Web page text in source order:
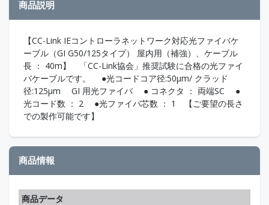
商品説明
【CC-Link IEコントローラネットワーク対応光ファイバケ
ーブル（GI G50/125タイプ） 屋内用（補強）、ケーブル
長 ： 40m】 「CC-Link協会」推奨試験に合格の光ファイ
バケーブルです。 ●光コードコア径:50μm/ クラッド
径:125μm GI 用光ファイバ ● コネクタ ： 両端SC ●
光コード数 ： 2 ●光ファイバ芯数 ： 1 【ご要望の長さ
での製作可能です】
商品情報
商品データ